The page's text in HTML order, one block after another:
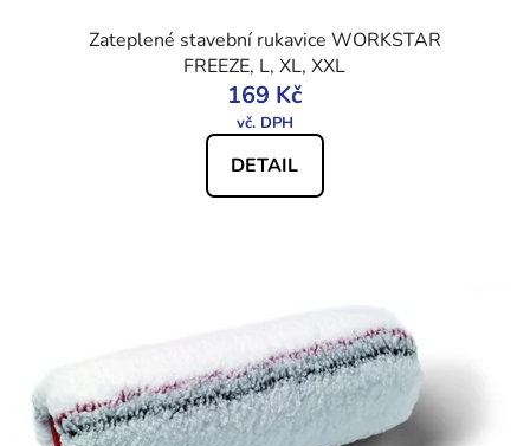
Zateplené stavební rukavice WORKSTAR
FREEZE, L, XL, XXL
169 Kč
DETAIL